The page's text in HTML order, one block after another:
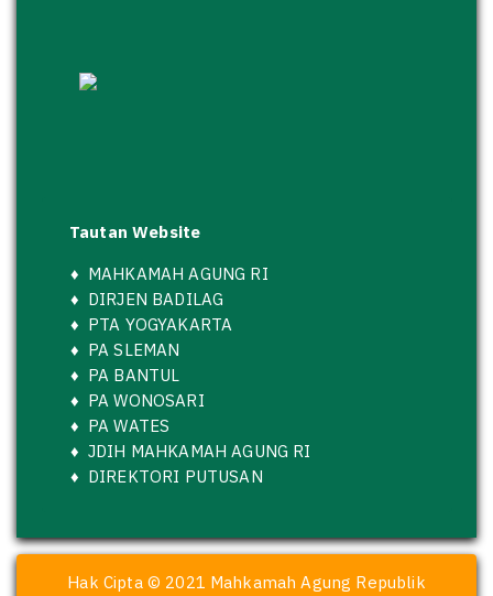
Tautan Website
♦ MAHKAMAH AGUNG RI
♦ DIRJEN BADILAG
♦ PTA YOGYAKARTA
♦ PA SLEMAN
♦ PA BANTUL
♦ PA WONOSARI
♦ PA WATES
♦ JDIH MAHKAMAH AGUNG RI
♦ DIREKTORI PUTUSAN
Hak Cipta © 2021 Mahkamah Agung Republik